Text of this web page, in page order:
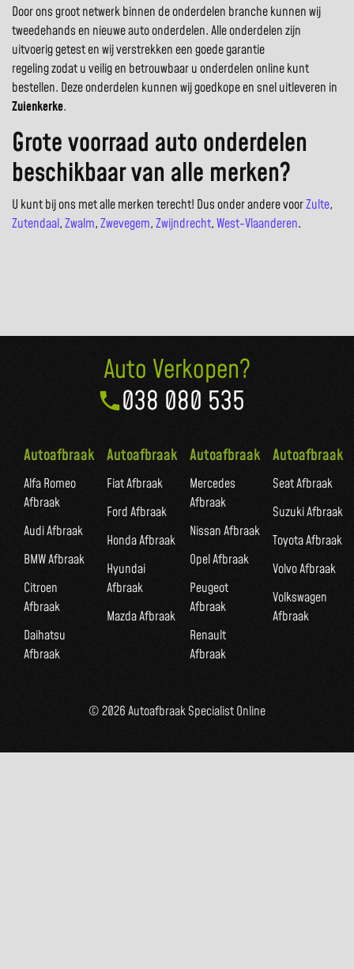
Door ons groot netwerk binnen de onderdelen branche kunnen wij
tweedehands en nieuwe auto onderdelen. Alle onderdelen zijn
uitvoerig getest en wij verstrekken een goede garantie
regeling zodat u veilig en betrouwbaar u onderdelen online kunt
bestellen. Deze onderdelen kunnen wij goedkope en snel uitleveren in
Zuienkerke.
Grote voorraad auto onderdelen
beschikbaar van alle merken?
U kunt bij ons met alle merken terecht! Dus onder andere voorZulte,
Zutendaal,Zwalm,Zwevegem,Zwijndrecht,West-Vlaanderen.
Auto Verkopen?
038 080 535
Autoafbraak
Alfa Romeo
Afbraak
Audi Afbraak
BMW Afbraak
Citroen
Afbraak
Daihatsu
Afbraak
Autoafbraak
Fiat Afbraak
Ford Afbraak
Honda Afbraak
Hyundai
Afbraak
Mazda Afbraak
Autoafbraak
Mercedes
Afbraak
Nissan Afbraak
Opel Afbraak
Peugeot
Afbraak
Renault
Afbraak
Autoafbraak
Seat Afbraak
Suzuki Afbraak
Toyota Afbraak
Volvo Afbraak
Volkswagen
Afbraak
© 2026 Autoafbraak Specialist Online